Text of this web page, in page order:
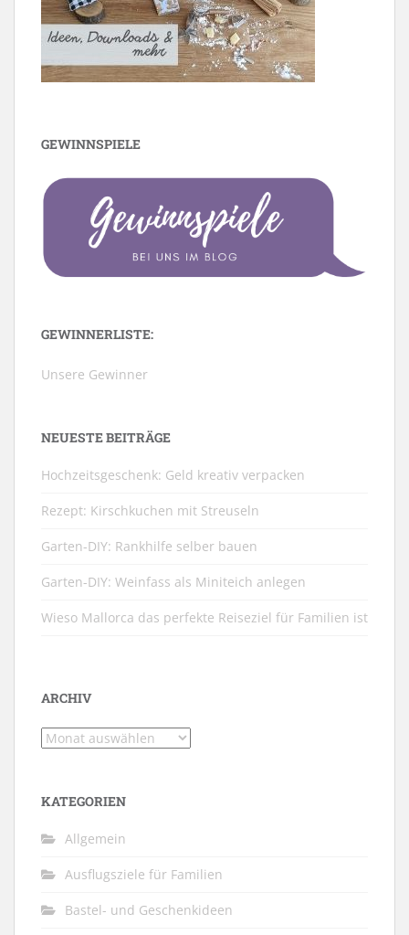
GEWINNSPIELE
GEWINNERLISTE:
Unsere Gewinner
NEUESTE BEITRÄGE
Hochzeitsgeschenk: Geld kreativ verpacken
Rezept: Kirschkuchen mit Streuseln
Garten-DIY: Rankhilfe selber bauen
Garten-DIY: Weinfass als Miniteich anlegen
Wieso Mallorca das perfekte Reiseziel für Familien ist
ARCHIV
Archiv
KATEGORIEN
Allgemein
Ausflugsziele für Familien
Bastel- und Geschenkideen